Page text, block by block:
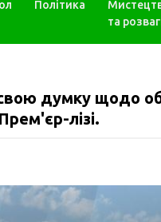
Політика
та
думку щодо
лізі.